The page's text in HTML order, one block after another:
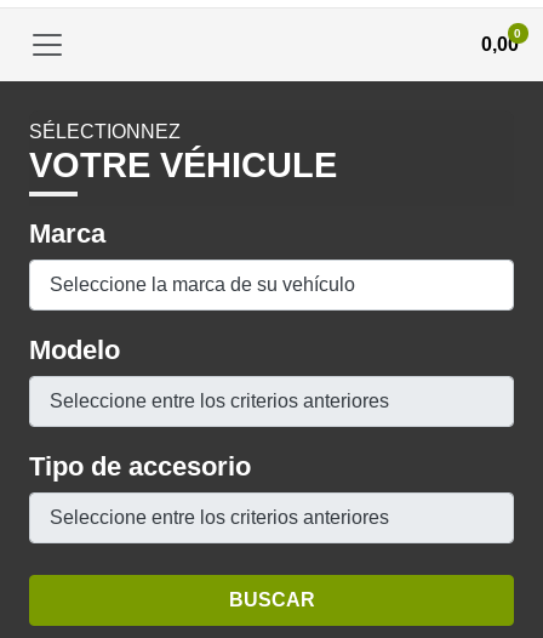
0,00
0
SÉLECTIONNEZ
VOTRE VÉHICULE
Marca
Modelo
Tipo de accesorio